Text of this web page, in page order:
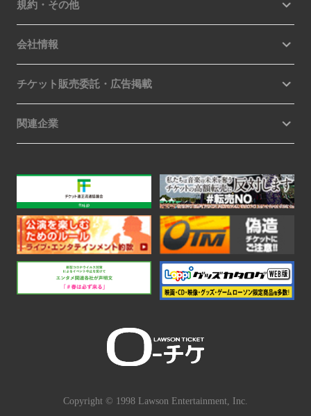
規約・その他
会社情報
チケット販売委託・広告掲載
関連企業
Copyright © 1998 Lawson Entertainment, Inc.